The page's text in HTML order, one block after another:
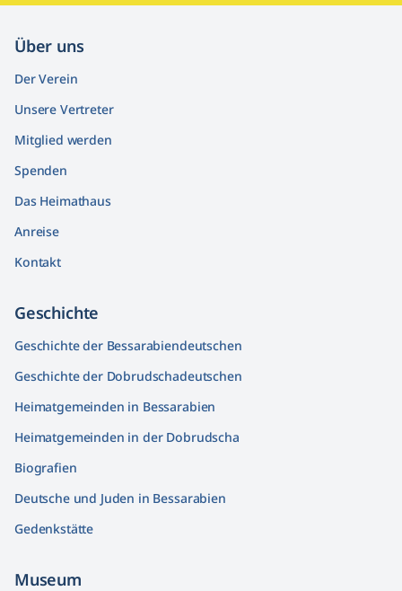
Über uns
Der Verein
Unsere Vertreter
Mitglied werden
Spenden
Das Heimathaus
Anreise
Kontakt
Geschichte
Geschichte der Bessarabiendeutschen
Geschichte der Dobrudschadeutschen
Heimatgemeinden in Bessarabien
Heimatgemeinden in der Dobrudscha
Biografien
Deutsche und Juden in Bessarabien
Gedenkstätte
Museum